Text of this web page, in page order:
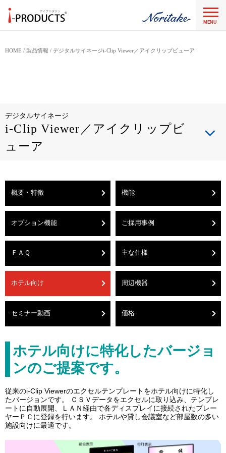
MENU
HOME 製品情報 デジタルサイネージi-Clip Viewer／アイクリップビューア
デジタルサイネージ
i-Clip Viewer／アイクリップビ
ューア
概要・特徴 機能
オプション機能 ご採用事例
ＦＡＱ 主な仕様
ホテル向け 周辺機器
セミナー動画 価格
ホテル向けに特化したバージョ
ンのご提案です。
従来のi-Clip Viewerのエクセルテンプレートをホテル向けに特化し
たバージョンです。 ＣＳＶデータをエクセルに取り込み、テンプレ
ートに自動展開、ＬＡＮ経由で各ディスプレイに接続されたプレー
ヤーＰＣに登録を行います。 ホテルや貸し会議室など部屋数の多い
施設向けに最適です。